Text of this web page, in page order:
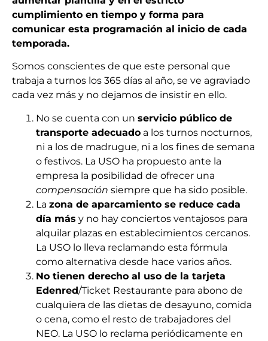
cumplimiento en tiempo y forma para
comunicar esta programación al inicio de cada
temporada.
Somos conscientes de que este personal que
trabaja a turnos los 365 días al año, se ve agraviado
cada vez más y no dejamos de insistir en ello.
No se cuenta con un servicio público de
transporte adecuado a los turnos nocturnos,
ni a los de madrugue, ni a los fines de semana
o festivos. La USO ha propuesto ante la
empresa la posibilidad de ofrecer una
compensación siempre que ha sido posible.
La zona de aparcamiento se reduce cada
día más y no hay conciertos ventajosos para
alquilar plazas en establecimientos cercanos.
La USO lo lleva reclamando esta fórmula
como alternativa desde hace varios años.
No tienen derecho al uso de la tarjeta
Edenred/Ticket Restaurante para abono de
cualquiera de las dietas de desayuno, comida
o cena, como el resto de trabajadores del
NEO. La USO lo reclama periódicamente en